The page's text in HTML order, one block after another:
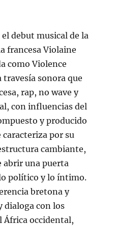
debut musical de la
francesa Violaine
como Violence
travesía sonora que
rap, no wave y
con influencias del
y producido
por su
cambiante,
abrir una puerta
político y lo íntimo.
bretona y
dialoga con los
occidental,